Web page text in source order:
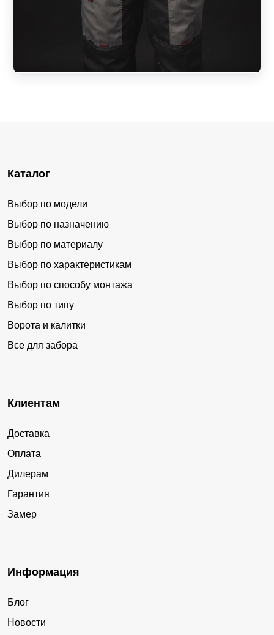
Каталог
Выбор по модели
Выбор по назначению
Выбор по материалу
Выбор по характеристикам
Выбор по способу монтажа
Выбор по типу
Ворота и калитки
Все для забора
Клиентам
Доставка
Оплата
Дилерам
Гарантия
Замер
Информация
Блог
Новости